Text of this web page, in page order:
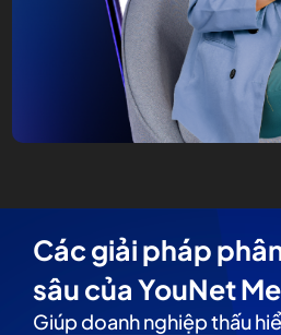
Các giải pháp
sâu của YouNet
Giúp doanh nghiệp thấu